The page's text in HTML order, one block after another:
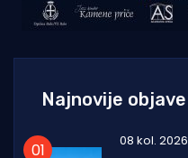
Najnovije objave
08 kol. 2026